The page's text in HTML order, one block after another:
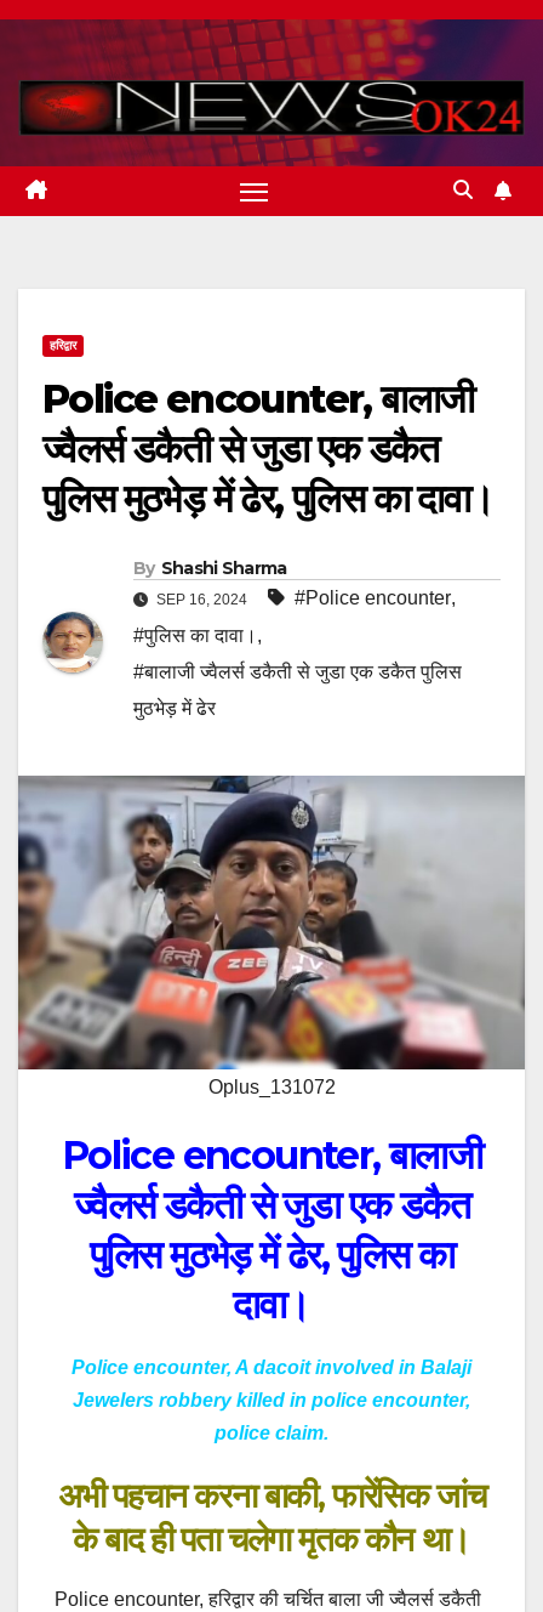
Skip
content
हरिद्वार
Police encounter, बालाजी
ज्वैलर्स डकैती से जुडा एक डकैत
पुलिस मुठभेड़ में ढेर, पुलिस का दावा।
By Shashi Sharma
SEP 16, 2024 #Police encounter,
#पुलिस का दावा। ,
#बालाजी ज्वैलर्स डकैती से जुडा एक डकैत पुलिस
मुठभेड़ में ढेर
Oplus_131072
Police encounter, बालाजी
ज्वैलर्स डकैती से जुडा एक डकैत
पुलिस मुठभेड़ में ढेर, पुलिस का
दावा।
Police encounter, A dacoit involved in Balaji
Jewelers robbery killed in police encounter,
police claim.
अभी पहचान करना बाकी, फारेंसिक जांच
के बाद ही पता चलेगा मृतक कौन था।
Police encounter, हरिद्वार की चर्चित बाला जी ज्वैलर्स डकैती